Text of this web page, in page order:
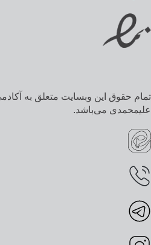
تمام حقوق این وبسایت متعلق به
علیمحمدی می‌باشد.